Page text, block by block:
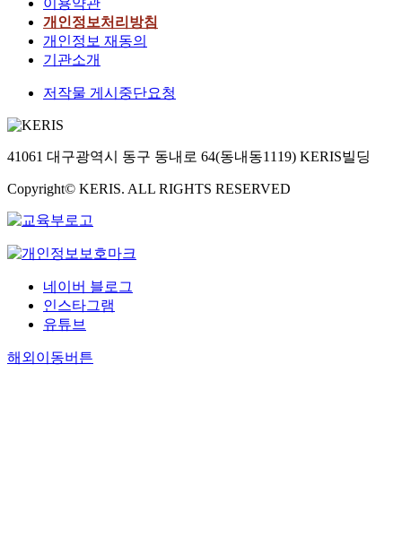
이용약관
개인정보처리방침
개인정보 재동의
기관소개
저작물 게시중단요청
41061 대구광역시 동구 동내로 64(동내동1119) KERIS빌딩
Copyright© KERIS. ALL RIGHTS RESERVED
네이버 블로그
인스타그램
유튜브
해외이동버튼